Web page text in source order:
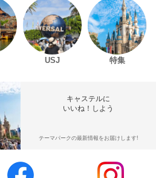
USJ 特集
キャステルに
いいね！しよう
テーマパークの最新情報をお届けします!